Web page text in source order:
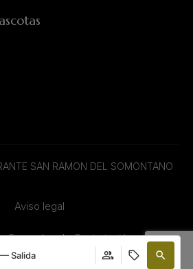
SAN RAMON DEL SOMONTANO
Aviso legal
Generales de Contratación
Salida